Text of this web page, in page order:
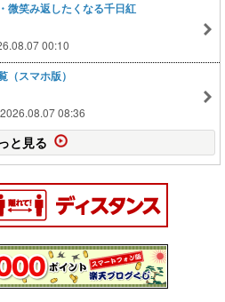
微笑み返したくなる千日紅
00:10
（スマホ版）
2026.08.07 08:36
と見る